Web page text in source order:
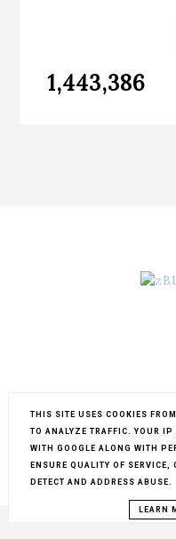
1,443,386
MY
THIS SITE USES COOKIES
TO ANALYZE TRAFFIC. YOUR
WITH GOOGLE ALONG WITH
ENSURE QUALITY OF SERVICE,
DETECT AND ADDRESS ABUSE.
LEARN